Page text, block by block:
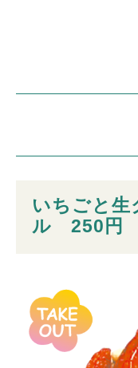
いちごと生
ル 250円